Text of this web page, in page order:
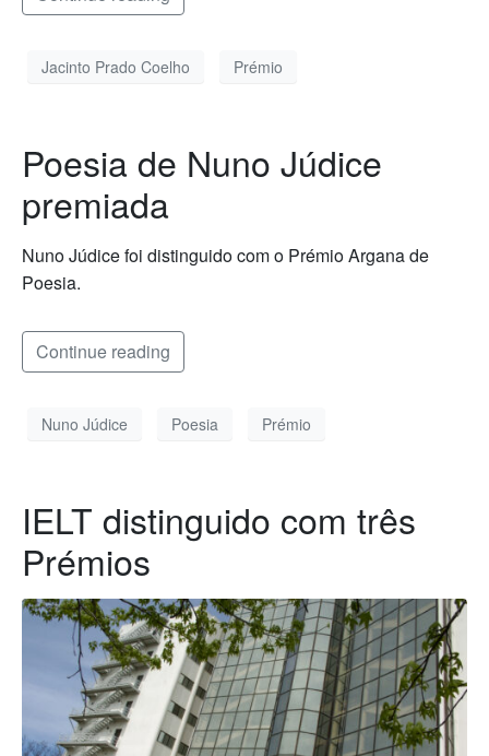
Jacinto Prado Coelho Prémio
Poesia de Nuno Júdice
premiada
Nuno Júdice foi distinguido com o Prémio Argana de
Poesia.
Continue reading
Nuno Júdice Poesia Prémio
IELT distinguido com três
Prémios